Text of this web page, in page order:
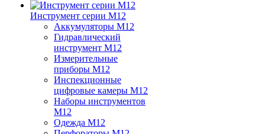
Инструмент серии M12
Аккумуляторы M12
Гидравлический
инструмент M12
Измерительные
приборы M12
Инспекционные
цифровые камеры M12
Наборы инструментов
M12
Одежда M12